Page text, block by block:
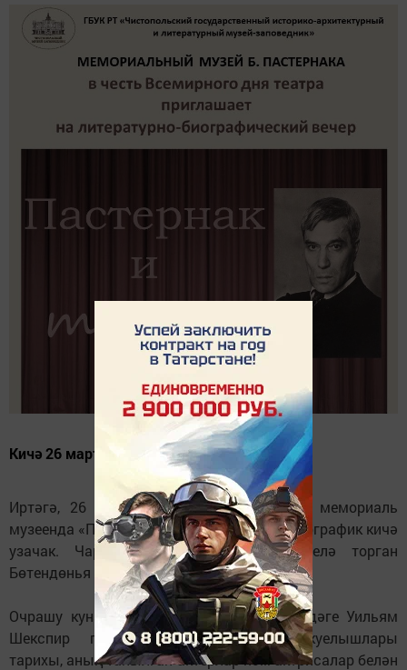
Кичә 26 мартта була
Иртәгә, 26 мартта, Борис Пастернакның мемориаль
музеенда «Пастернак һәм театр» әдәби-биографик кичә
узачак. Чара 27 мартта билгеләп үтелә торган
Бөтендөнья театр көненә багышланган.
Очрашу кунаклары шагыйрь тәрҗемәсендәге Уильям
Шекспир пьесаларының әһәмиятле куелышлары
тарихы, аның танылган актерлар һәм актрисалар белән